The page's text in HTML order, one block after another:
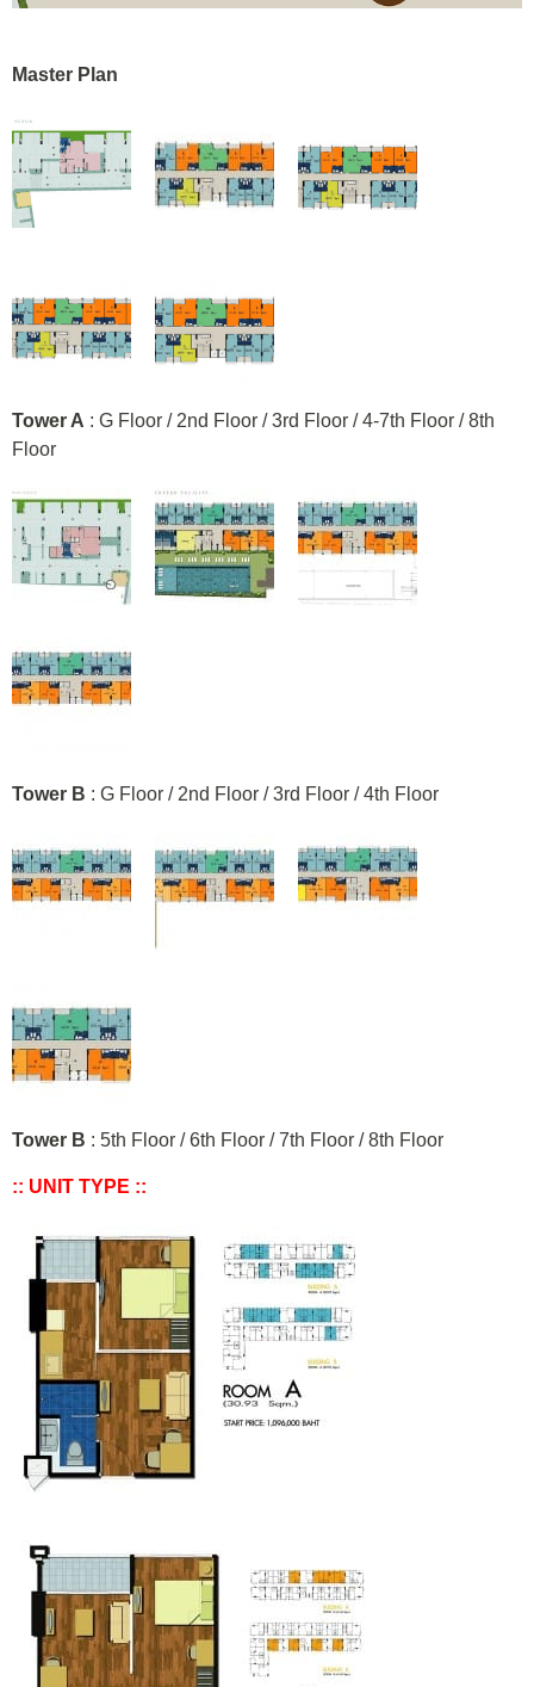
Master Plan
Tower A : G Floor / 2nd Floor / 3rd Floor / 4-7th Floor / 8th
Floor
Tower B : G Floor / 2nd Floor / 3rd Floor / 4th Floor
Tower B : 5th Floor / 6th Floor / 7th Floor / 8th Floor
:: UNIT TYPE ::